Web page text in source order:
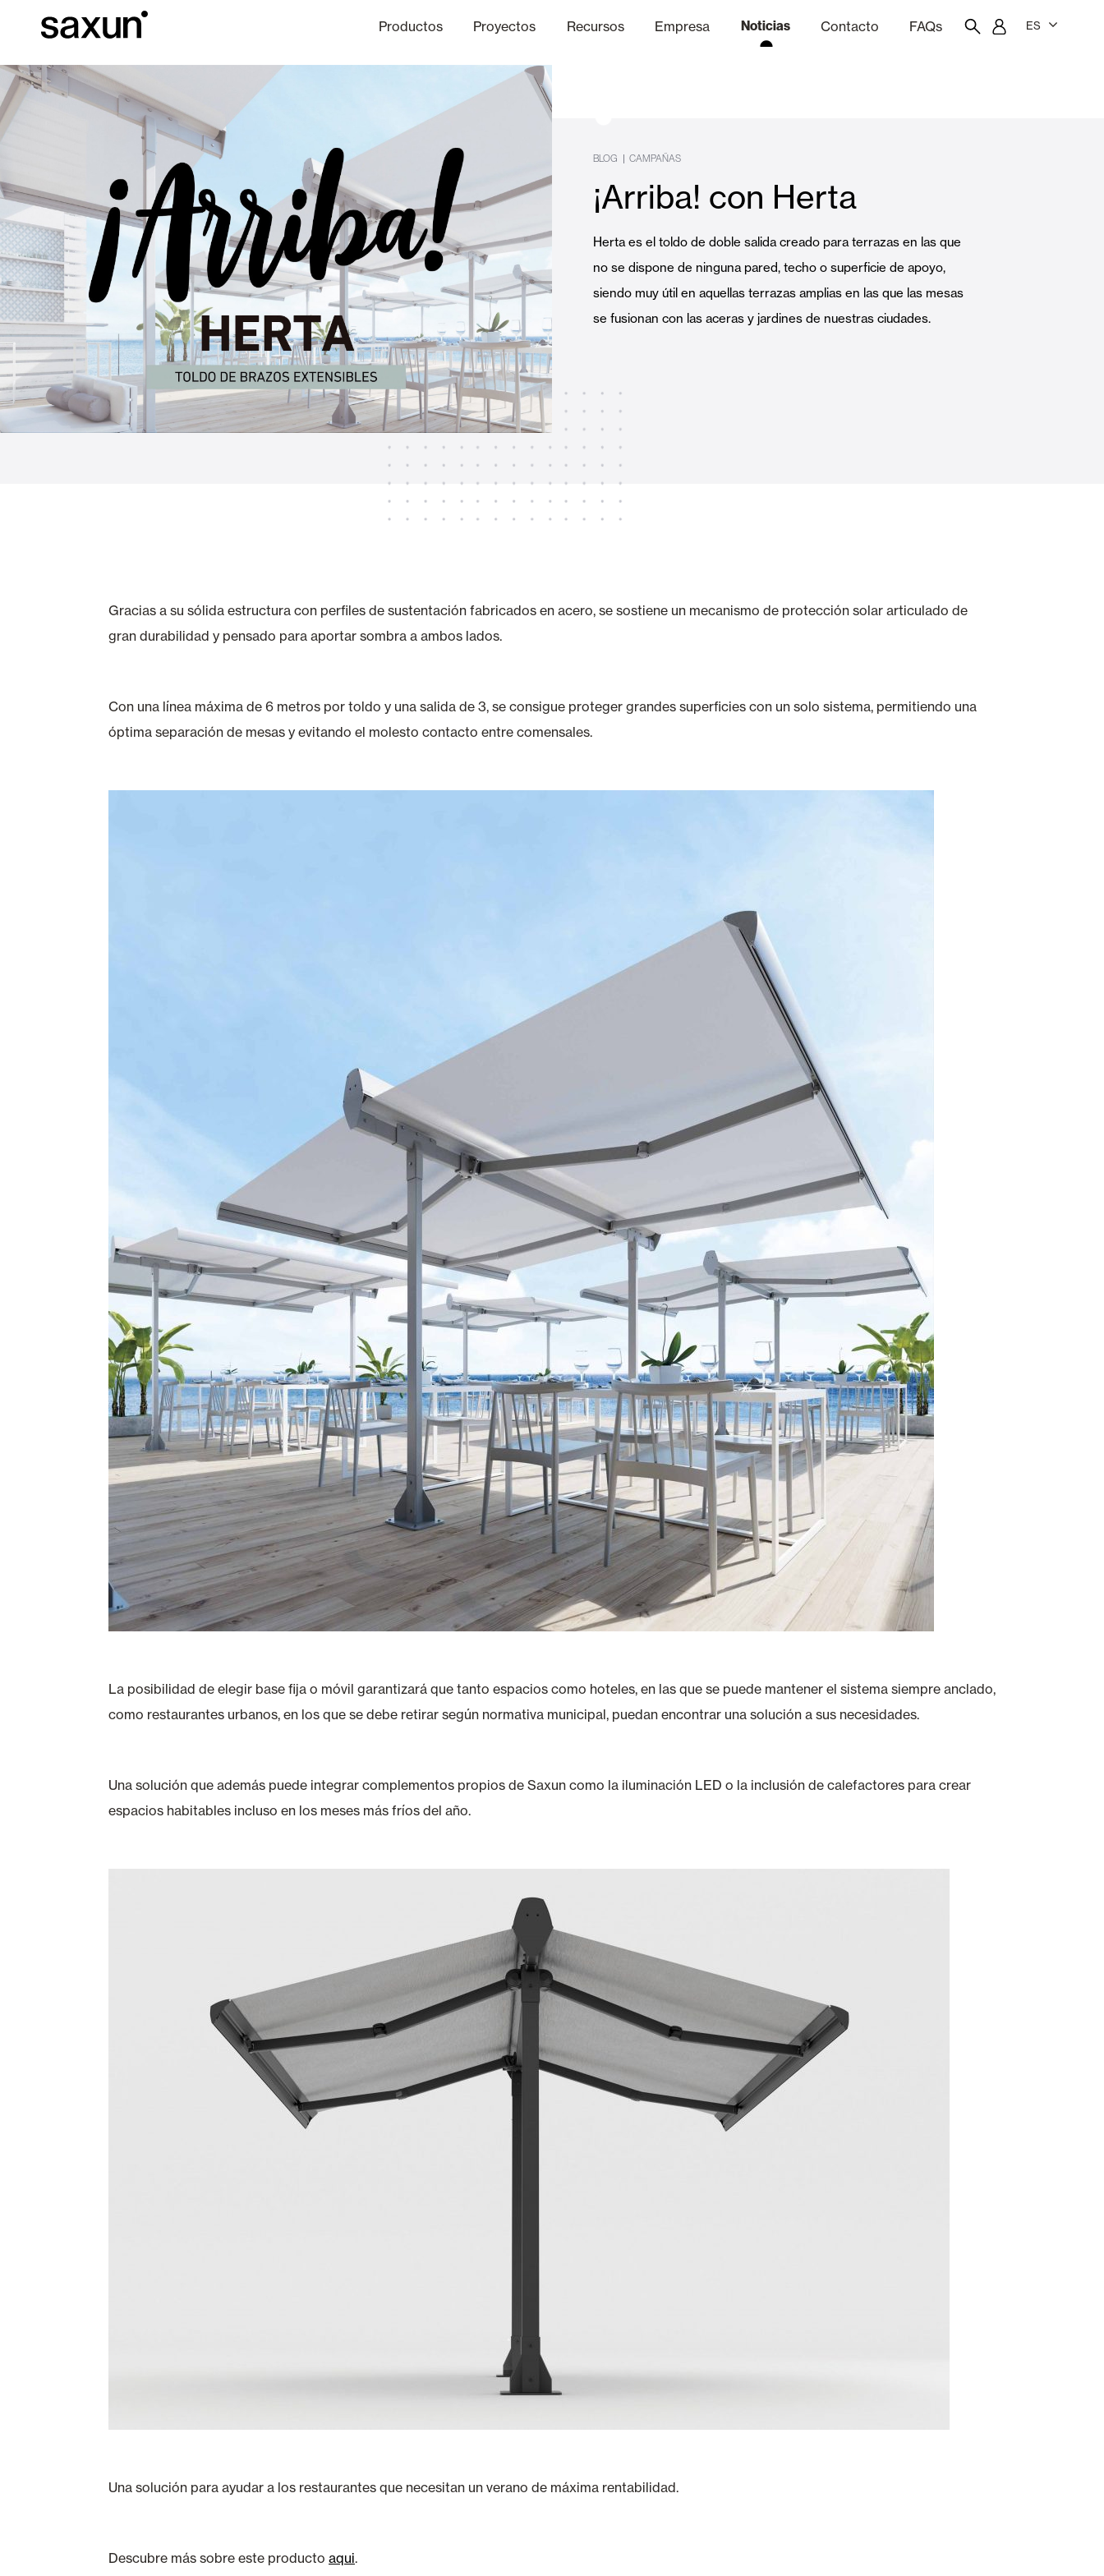
Productos
Persianas enrollables y cajones Pérgolas Celosias y Mallorquinas
Cortinas de Cristal Alicantinas y Cortinas exteriores Toldos
VER TODOS LOS PRODUCTOS
Proyectos
Hoteles, restaurantes y cafeterías Oficinas Viviendas
Recursos
Información Técnica
Empresa
Canal Ético
Noticias Contacto FAQs ES
BLOG | CAMPAÑAS
¡Arriba! con Herta
Herta es el toldo de doble salida creado para terrazas en las que
no se dispone de ninguna pared, techo o superficie de apoyo,
siendo muy útil en aquellas terrazas amplias en las que las mesas
se fusionan con las aceras y jardines de nuestras ciudades.
Gracias a su sólida estructura con perfiles de sustentación fabricados en acero, se sostiene un mecanismo de protección solar articulado de
gran durabilidad y pensado para aportar sombra a ambos lados.
Con una línea máxima de 6 metros por toldo y una salida de 3, se consigue proteger grandes superficies con un solo sistema, permitiendo una
óptima separación de mesas y evitando el molesto contacto entre comensales.
La posibilidad de elegir base fija o móvil garantizará que tanto espacios como hoteles, en las que se puede mantener el sistema siempre anclado,
como restaurantes urbanos, en los que se debe retirar según normativa municipal, puedan encontrar una solución a sus necesidades.
Una solución que además puede integrar complementos propios de Saxun como la iluminación LED o la inclusión de calefactores para crear
espacios habitables incluso en los meses más fríos del año.
Una solución para ayudar a los restaurantes que necesitan un verano de máxima rentabilidad.
Descubre más sobre este producto aqui.